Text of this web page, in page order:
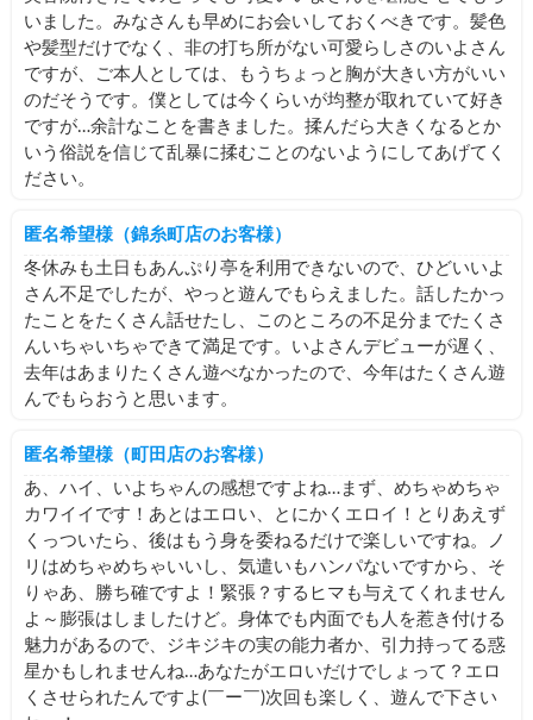
いました。みなさんも早めにお会いしておくべきです。髪色
や髪型だけでなく、非の打ち所がない可愛らしさのいよさん
ですが、ご本人としては、もうちょっと胸が大きい方がいい
のだそうです。僕としては今くらいが均整が取れていて好き
ですが…余計なことを書きました。揉んだら大きくなるとか
いう俗説を信じて乱暴に揉むことのないようにしてあげてく
ださい。
匿名希望様（錦糸町店のお客様）
冬休みも土日もあんぷり亭を利用できないので、ひどいいよ
さん不足でしたが、やっと遊んでもらえました。話したかっ
たことをたくさん話せたし、このところの不足分までたくさ
んいちゃいちゃできて満足です。いよさんデビューが遅く、
去年はあまりたくさん遊べなかったので、今年はたくさん遊
んでもらおうと思います。
匿名希望様（町田店のお客様）
あ、ハイ、いよちゃんの感想ですよね…まず、めちゃめちゃ
カワイイです！あとはエロい、とにかくエロイ！とりあえず
くっついたら、後はもう身を委ねるだけで楽しいですね。ノ
リはめちゃめちゃいいし、気遣いもハンパないですから、そ
りゃあ、勝ち確ですよ！緊張？するヒマも与えてくれません
よ～膨張はしましたけど。身体でも内面でも人を惹き付ける
魅力があるので、ジキジキの実の能力者か、引力持ってる惑
星かもしれませんね…あなたがエロいだけでしょって？エロ
くさせられたんですよ(￣ー￣)次回も楽しく、遊んで下さい